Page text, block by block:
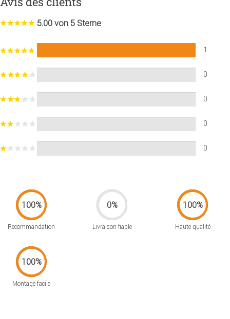
5.00 von 5 Sterne
1
0
0
0
0
Recommandation Livraison fiable Haute qualité
Montage facile